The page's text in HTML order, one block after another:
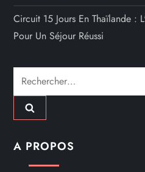
Circuit 15 Jours En Thaïlande :
Pour Un Séjour Réussi
Rechercher :
A PROPOS